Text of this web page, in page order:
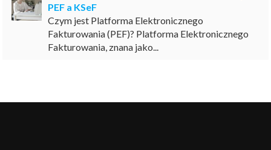
PEF a KSeF
Czym jest Platforma Elektronicznego
Fakturowania (PEF)? Platforma Elektronicznego
Fakturowania, znana jako...